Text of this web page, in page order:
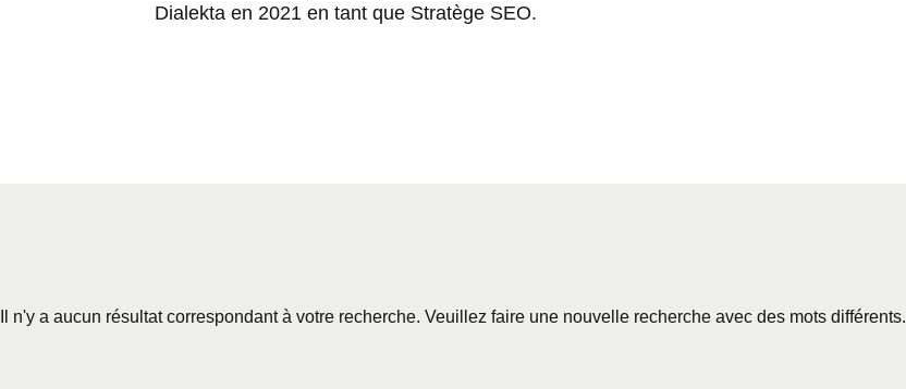
Dialekta en 2021 en tant que Stratège SEO.
Il n'y a aucun résultat correspondant à votre recherche. Veuillez faire une nouvelle recherche avec des mots différents.